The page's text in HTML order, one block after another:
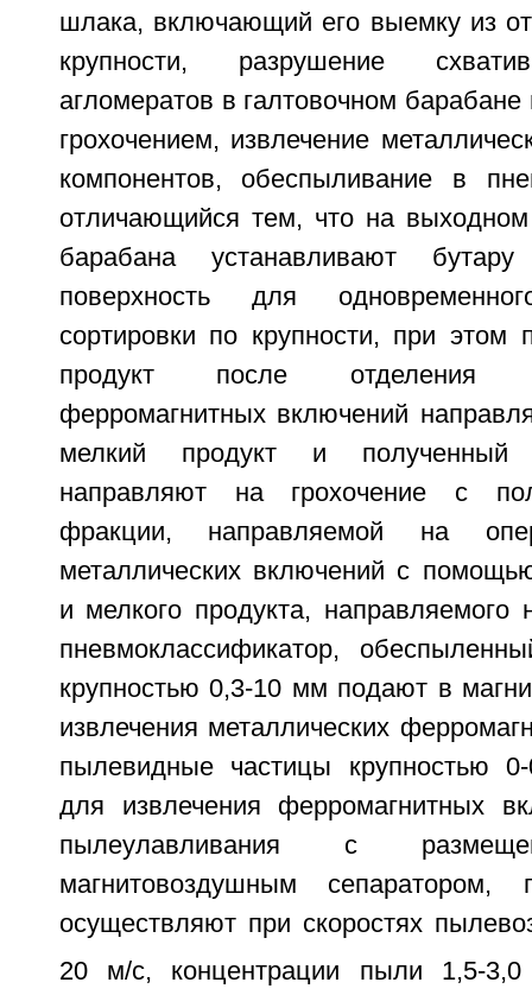
шлака, включающий его выемку из
крупности, разрушение
агломератов в галтовочном
грохочением, извлечение
компонентов, обеспыливание в
отличающийся тем, что на выходном
барабана устанавливают
поверхность для
сортировки по крупности, при этом
продукт после отделения
ферромагнитных включений
мелкий продукт и полученный
направляют на грохочение с
фракции, направляемой на
металлических включений с
и мелкого продукта,
пневмоклассификатор,
крупностью 0,3-10 мм подают в
извлечения металлических
пылевидные частицы крупностью
для извлечения ферромагнитных
пылеулавливания с
магнитовоздушным сепаратором,
осуществляют при скоростях
20 м/с, концентрации пыли 1,5-3,0